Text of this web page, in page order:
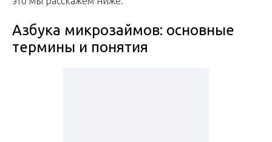
Азбука микрозаймов: основные
термины и понятия